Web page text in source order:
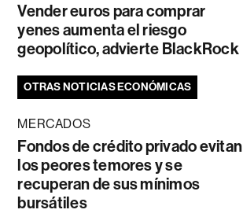
Vender euros para comprar
yenes aumenta el riesgo
geopolítico, advierte BlackRock
OTRAS NOTICIAS ECONÓMICAS
MERCADOS
Fondos de crédito privado evitan
los peores temores y se
recuperan de sus mínimos
bursátiles